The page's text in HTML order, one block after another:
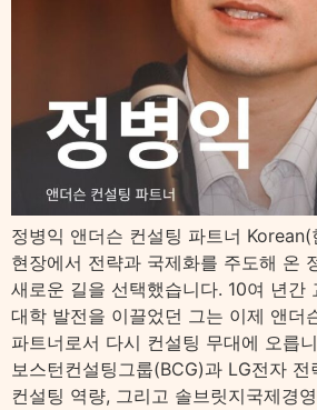
정병익 앤더슨 컨설팅 파트너
현장에서 전략과 국제화를 주도해 온
새로운 길을 선택했습니다. 10여 년간
대학 발전을 이끌었던 그는 이제 앤더
파트너로서 다시 컨설팅 무대에 오릅
보스턴컨설팅그룹(BCG)과 LG전자 전
컨설팅 역량, 그리고 솔브릿지국제경